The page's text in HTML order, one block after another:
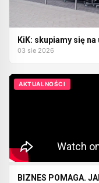
KiK: skupiamy się
03 sie 2026
AKTUALNOŚCI
BIZNES POMAGA.